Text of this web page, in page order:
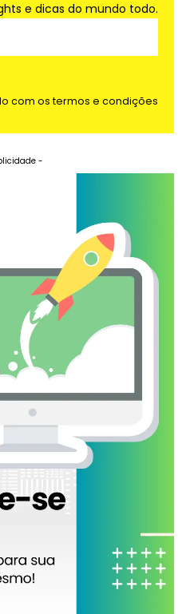
e dicas do mundo todo.
com os termos e condições
-